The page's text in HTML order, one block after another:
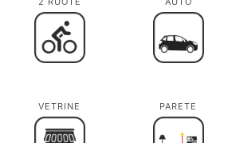
VETRINE PARETE